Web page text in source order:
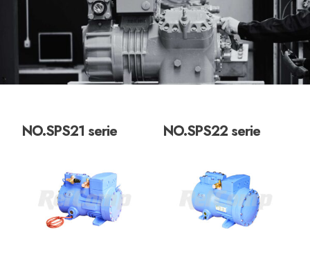
NO.SPS21 serie NO.SPS22 serie